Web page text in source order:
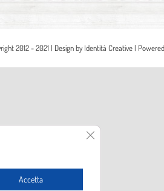
2012 - 2021 | Design byIdentità Creative |
Accetta
Close GDPR Cookie